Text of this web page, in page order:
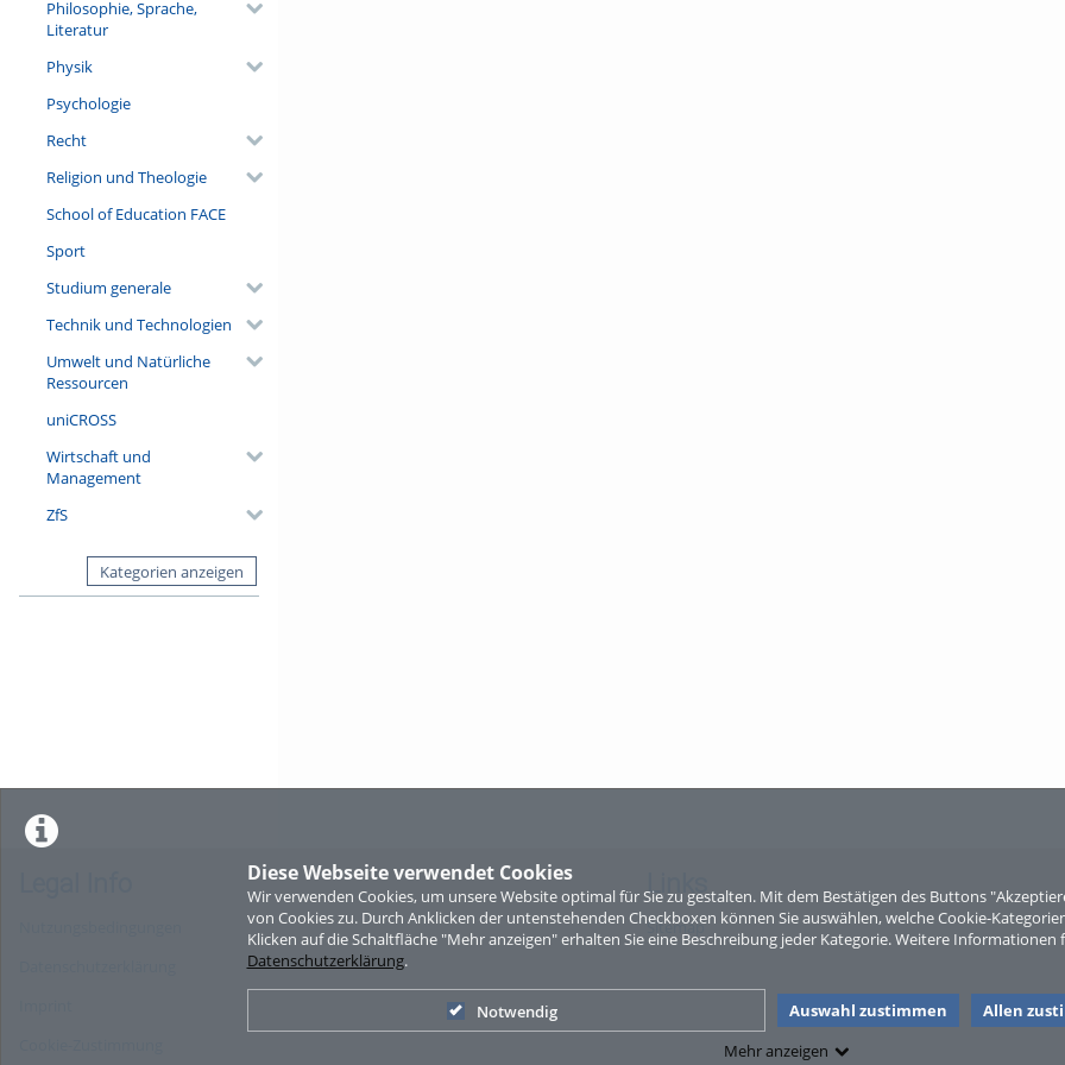
Diese Webseite verwendet Cookies
Wir verwenden Cookies, um unsere Website optimal für Sie zu gestalten. Mit dem Bestätigen des Buttons
von Cookies zu. Durch Anklicken der untenstehenden Checkboxen können Sie auswählen, welche Cookie-
Klicken auf die Schaltfläche "Mehr anzeigen" erhalten Sie eine Beschreibung jeder Kategorie. Weitere Informationen
Datenschutzerklärung.
Notwendig Auswahl zustimmen
Allen
Mehr anzeigen
Philosophie, Sprache,
Literatur
Physik
Psychologie
Recht
Religion und Theologie
School of Education FACE
Sport
Studium generale
Technik und Technologien
Umwelt und Natürliche
Ressourcen
uniCROSS
Wirtschaft und
Management
ZfS
Kategorien anzeigen
Links
Sitemap